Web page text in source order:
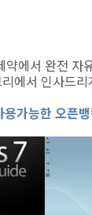
약에서 완전 자
에서 인사드
가능한 오픈